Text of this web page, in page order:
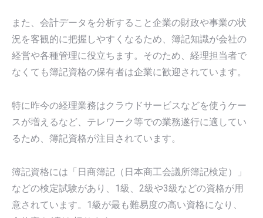
また、会計データを分析すること企業の財政や事業の状
況を客観的に把握しやすくなるため、簿記知識が会社の
経営や各種管理に役立ちます。そのため、経理担当者で
なくても簿記資格の保有者は企業に歓迎されています。
特に昨今の経理業務はクラウドサービスなどを使うケー
スが増えるなど、テレワーク等での業務遂行に適してい
るため、簿記資格が注目されています。
簿記資格には「日商簿記（日本商工会議所簿記検定）」
などの検定試験があり、1級、2級や3級などの資格が用
意されています。1級が最も難易度の高い資格になり、